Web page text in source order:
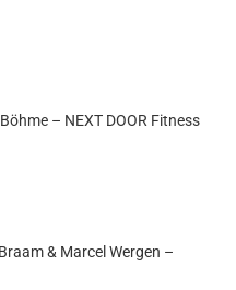
– NEXT DOOR Fitness
& Marcel Wergen –